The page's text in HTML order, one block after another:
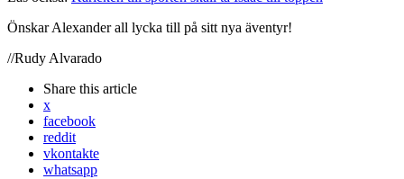
Önskar Alexander all lycka till på sitt nya äventyr!
//Rudy Alvarado
Share this article
x
facebook
reddit
vkontakte
whatsapp